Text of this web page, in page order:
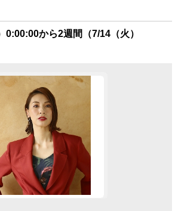
0:00:00から2週間（7/14（火）